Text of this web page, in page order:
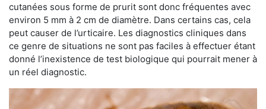
cutanées sous forme de prurit sont donc fréquentes avec
environ 5 mm à 2 cm de diamètre. Dans certains cas, cela
peut causer de l’urticaire. Les diagnostics cliniques dans
ce genre de situations ne sont pas faciles à effectuer étant
donné l’inexistence de test biologique qui pourrait mener à
un réel diagnostic.